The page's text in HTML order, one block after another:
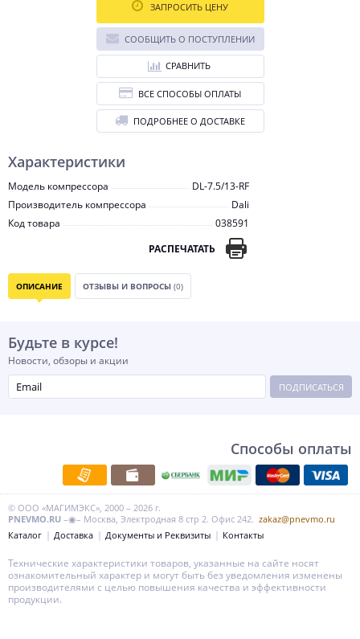
Характеристики
Модель компрессора
DL-7.5/13-RF
Производитель компрессора
Dali
Код товара
038591
РАСПЕЧАТАТЬ
ЗАПРОСИТЬ ЦЕНУ
СООБЩИТЬ О ПОСТУПЛЕНИИ
СРАВНИТЬ
ВСЕ СПОСОБЫ ОПЛАТЫ
ПОДРОБНЕЕ О ДОСТАВКЕ
ОПИСАНИЕ ОТЗЫВЫ И ВОПРОСЫ (0)
Будьте в курсе!
Новости, обзоры и акции
ПОДПИСАТЬСЯ
Способы оплаты
© ООО «МАГИМЭКС», 2000 – 2026 г.
PNEVMO.RU –◉– Москва, Электродная 8 стр 2. Офис 242. zakaz@pnevmo.ru
Каталог
Доставка Документы и Реквизиты Контакты
Технические характеристики товаров, указанные на сайте носят
ознакомительный характер и могут быть без уведомления изменены
производителями с целью повышения качества и эффективности
продукции.